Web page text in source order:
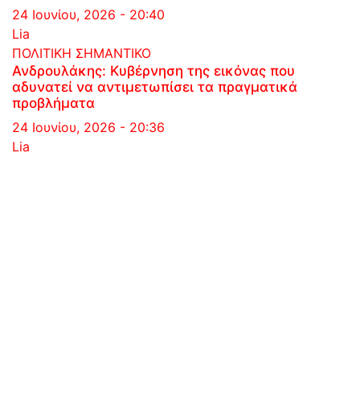
24 Ιουνίου, 2026 - 20:40
Lia
ΠΟΛΙΤΙΚΗ ΣΗΜΑΝΤΙΚΟ
Ανδρουλάκης: Κυβέρνηση της εικόνας που
αδυνατεί να αντιμετωπίσει τα πραγματικά
προβλήματα
24 Ιουνίου, 2026 - 20:36
Lia